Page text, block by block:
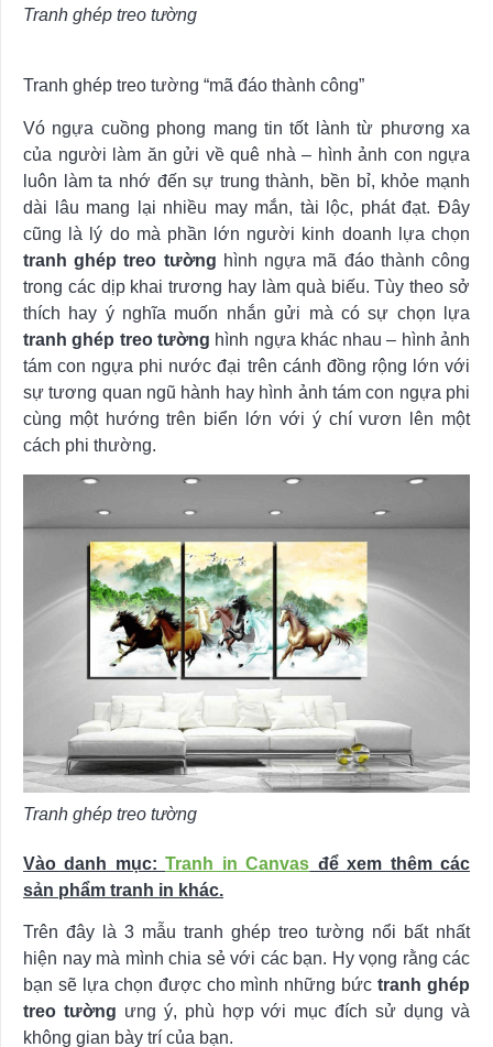
Tranh ghép treo tường
Tranh ghép treo tường “mã đáo thành công”
Vó ngựa cuồng phong mang tin tốt lành từ phương xa
của người làm ăn gửi về quê nhà – hình ảnh con ngựa
luôn làm ta nhớ đến sự trung thành, bền bỉ, khỏe mạnh
dài lâu mang lại nhiều may mắn, tài lộc, phát đạt. Đây
cũng là lý do mà phần lớn người kinh doanh lựa chọn
tranh ghép treo tường hình ngựa mã đáo thành công
trong các dịp khai trương hay làm quà biếu. Tùy theo sở
thích hay ý nghĩa muốn nhắn gửi mà có sự chọn lựa
tranh ghép treo tường hình ngựa khác nhau – hình ảnh
tám con ngựa phi nước đại trên cánh đồng rộng lớn với
sự tương quan ngũ hành hay hình ảnh tám con ngựa phi
cùng một hướng trên biển lớn với ý chí vươn lên một
cách phi thường.
Tranh ghép treo tường
Vào danh mục:Tranh in Canvas để xem thêm các
sản phẩm tranh in khác.
Trên đây là 3 mẫu tranh ghép treo tường nổi bất nhất
hiện nay mà mình chia sẻ với các bạn. Hy vọng rằng các
bạn sẽ lựa chọn được cho mình những bứctranh ghép
treo tường ưng ý, phù hợp với mục đích sử dụng và
không gian bày trí của bạn.